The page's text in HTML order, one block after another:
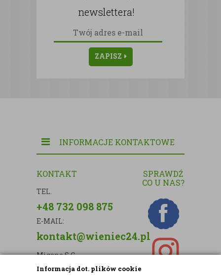
Informacja dot. plików cookie
newslettera!
ZAPISZ
INFORMACJE KONTAKTOWE
KONTAKT
TEL.
+48 732 098 875
E-MAIL:
kontakt@wieniec24.pl
Migano S.C.
ul. Kartograficzna 88c/m33
SPRAWDŹ
CO U NAS?